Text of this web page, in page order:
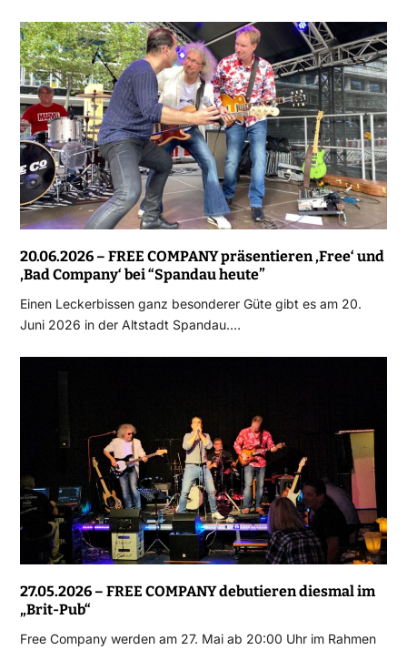
20.06.2026 – FREE COMPANY präsentieren ‚Free‘ und
‚Bad Company‘ bei “Spandau heute”
Einen Leckerbissen ganz besonderer Güte gibt es am 20.
Juni 2026 in der Altstadt Spandau.…
27.05.2026 – FREE COMPANY debutieren diesmal im
„Brit-Pub“
Free Company werden am 27. Mai ab 20:00 Uhr im Rahmen